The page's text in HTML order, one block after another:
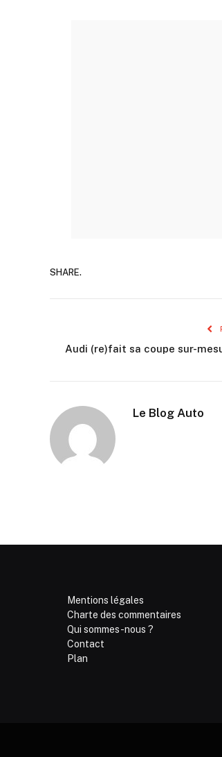
SHARE.
Audi (re)fait sa coupe sur-
Le Blog Auto
Mentions légales
Charte des commentaires
Qui sommes-nous ?
Contact
Plan